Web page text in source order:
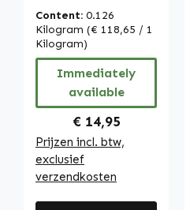
Vitalstoffe
Content: 0.126
Kilogram (€ 118,65 / 1
Kilogram)
Immediately
available
Regular price:
€ 14,95
Prijzen incl. btw,
exclusief
verzendkosten